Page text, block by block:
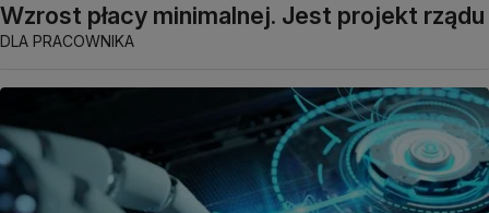
Wzrost płacy minimalnej. Jest projekt rządu
DLA PRACOWNIKA